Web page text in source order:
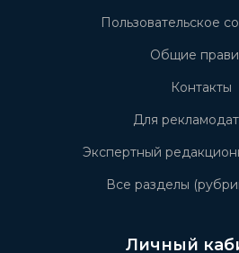
Пользовательское
Общие
Контакты
Для
Экспертный
Все разделы
Личный